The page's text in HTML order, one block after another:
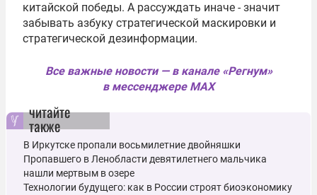
китайской победы. А рассуждать иначе - значит
забывать азбуку стратегической маскировки и
стратегической дезинформации.
Все важные новости — в канале «Регнум»
в мессенджере MAX
читайте
также
В Иркутске пропали восьмилетние двойняшки
Пропавшего в Ленобласти девятилетнего мальчика
нашли мертвым в озере
Технологии будущего: как в России строят биоэкономику